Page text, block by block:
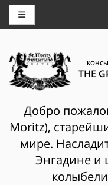
THE
Добро
Moritz),
мире.
Энгадине и